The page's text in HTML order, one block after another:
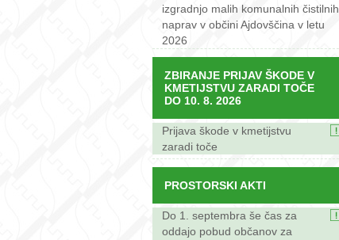
izgradnjo malih komunalnih čistilnih
naprav v občini Ajdovščina v letu
2026
ZBIRANJE PRIJAV ŠKODE V
KMETIJSTVU ZARADI TOČE
DO 10. 8. 2026
Prijava škode v kmetijstvu
zaradi toče
PROSTORSKI AKTI
Do 1. septembra še čas za
oddajo pobud občanov za